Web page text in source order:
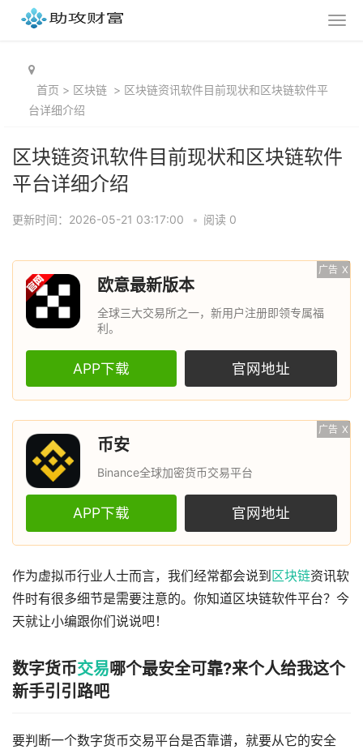
首页 > 区块链 > 区块链资讯软件目前现状和区块链软件平
台详细介绍
区块链资讯软件目前现状和区块链软件
平台详细介绍
更新时间：2026-05-21 03:17:00 • 阅读 0
广告 X
欧意最新版本
全球三大交易所之一，新用户注册即领专属福
利。
APP下载 官网地址
广告 X
币安
Binance全球加密货币交易平台
APP下载 官网地址
作为虚拟币行业人士而言，我们经常都会说到 区块链资讯软
件时有很多细节是需要注意的。你知道区块链软件平台？今
天就让小编跟你们说说吧！
数字货币交易哪个最安全可靠?来个人给我这个
新手引引路吧
要判断一个数字货币交易平台是否靠谱，就要从它的安全